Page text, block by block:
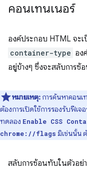
คอนเทนเนอร์
องค์ประกอบ HTML จะ
container-type อง
อยู่ข้างๆ ซึ่งจะสลับการซ้
หมายเหตุ: การค้นหาคอนเ
ต้องการเปิดใช้การรองรับฟีเจ
ทดลอง Enable CSS
chrome://flags มิเช่นนั้น
สลับการซ้อนทับในตัวอย่